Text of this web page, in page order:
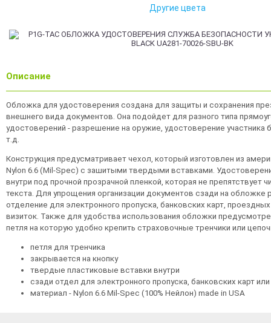
Другие цвета
Описание
Обложка для удостоверения создана для защиты и сохранения
внешнего вида документов. Она подойдет для разного типа
удостоверений - разрешение на оружие, удостоверение участника
т.д.
Конструкция предусматривает чехол, который изготовлен из
Nylon 6.6 (Mil-Spec) с зашитыми твердыми вставками.
внутри под прочной прозрачной пленкой, которая не препятствует
текста. Для упрощения организации документов сзади на обложке
отделение для электронного пропуска, банковских карт,
визиток. Также для удобства использования обложки
петля на которую удобно крепить страховочные тренчики или
петля для тренчика
закрывается на кнопку
твердые пластиковые вставки внутри
сзади отдел для электронного пропуска, банковских карт
материал - Nylon 6.6 Mil-Spec (100% Нейлон) made in USA